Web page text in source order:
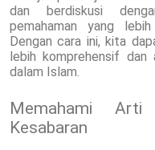
dan berdiskusi
pemahaman yang
Dengan cara ini, kita
lebih komprehensif dan
dalam Islam.
Memahami
Kesabaran